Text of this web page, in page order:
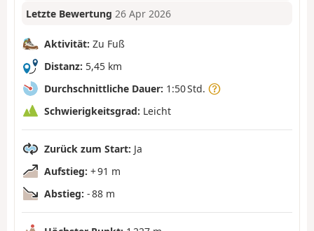
Letzte Bewertung 26 Apr 2026
Aktivität: Zu Fuß
Distanz: 5,45 km
Durchschnittliche Dauer: 1:50 Std.
Schwierigkeitsgrad: Leicht
Zurück zum Start: Ja
Aufstieg: + 91 m
Abstieg: - 88 m